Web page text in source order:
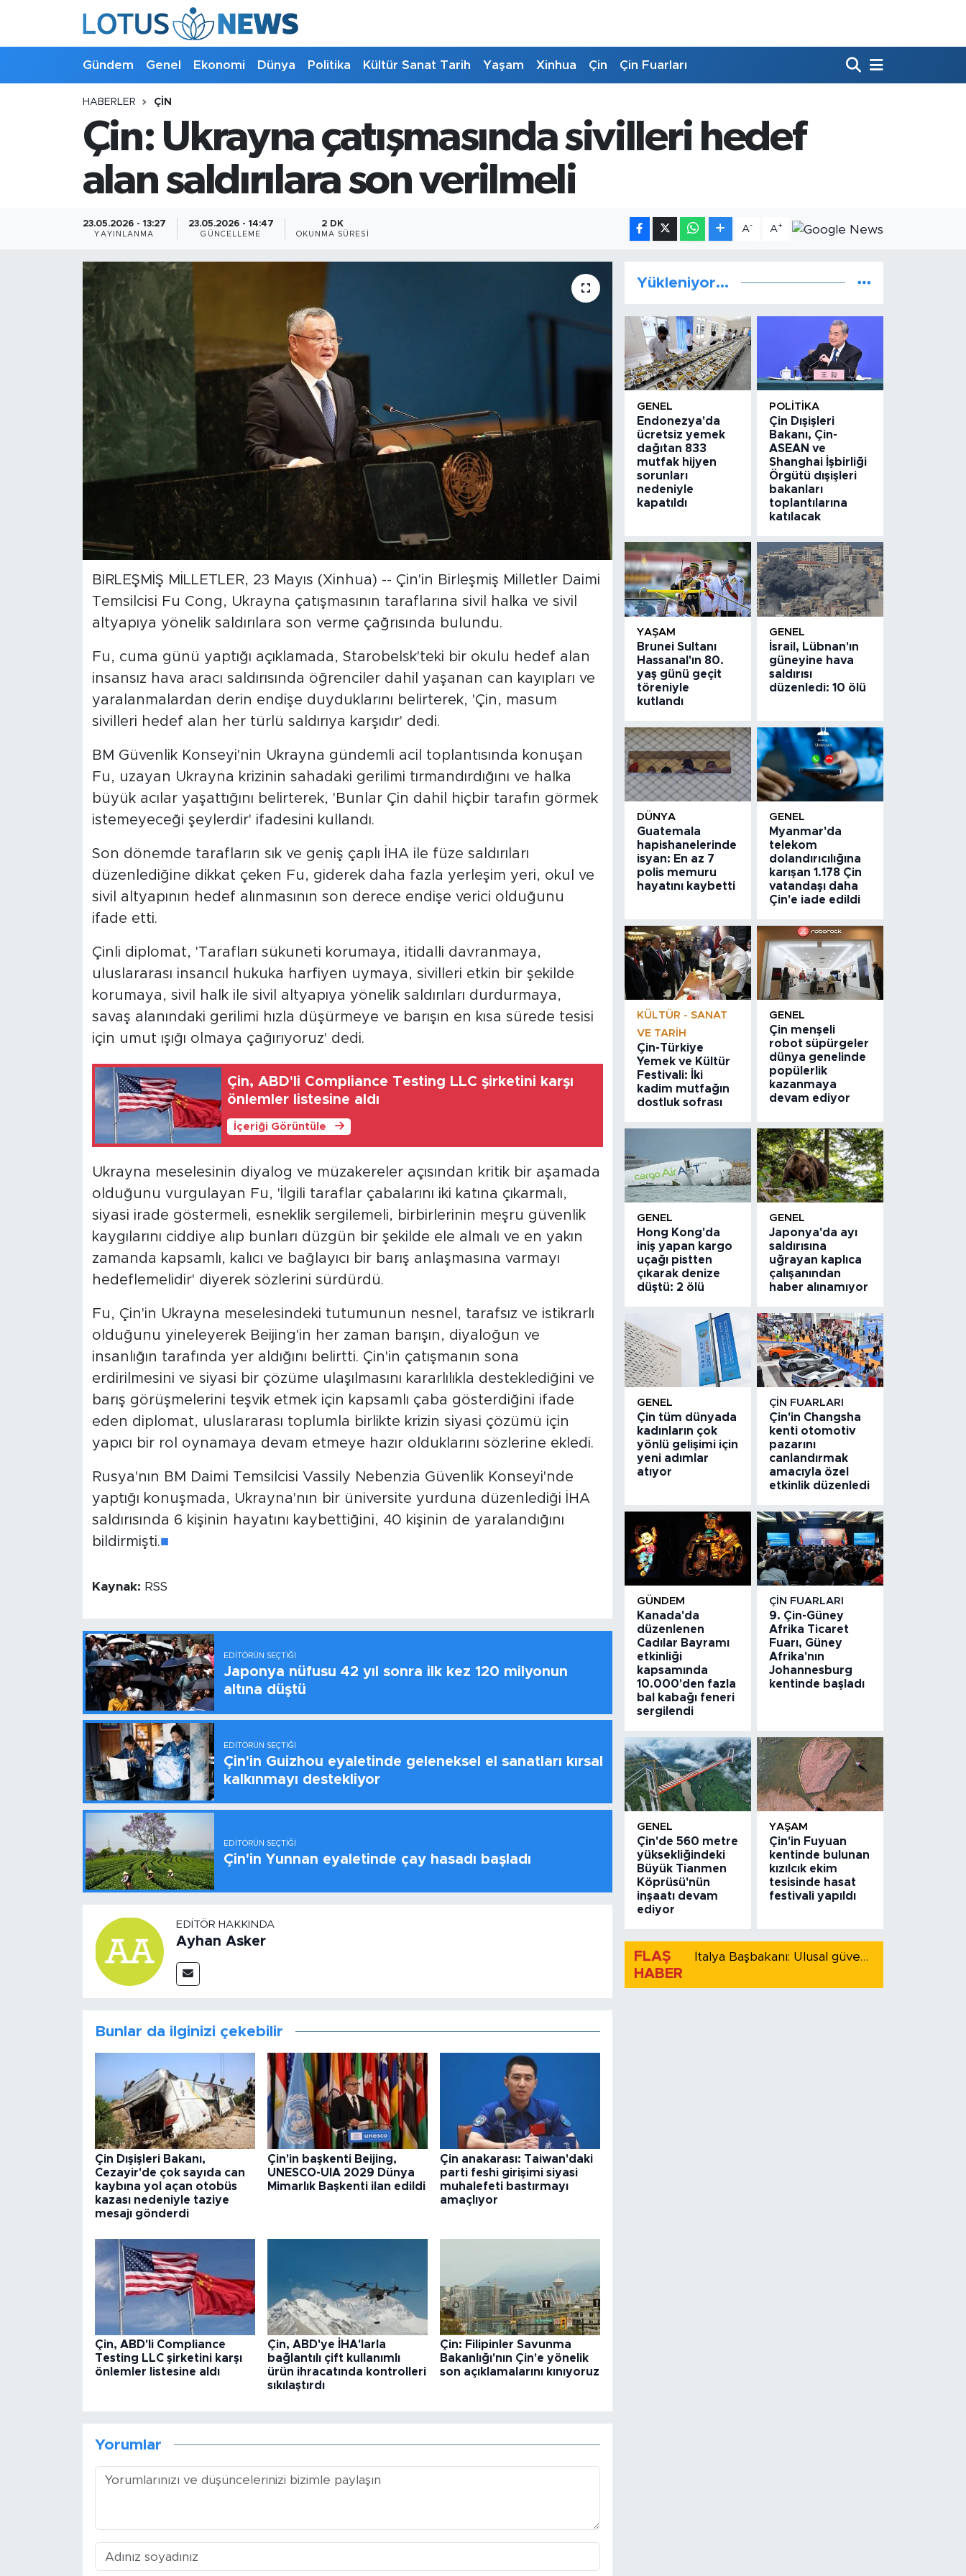
Gündem Genel Ekonomi Dünya Politika Kültür Sanat Tarih Yaşam Xinhua Çin Çin Fuarları
HABERLER ÇIN
Çin: Ukrayna çatışmasında sivilleri hedef
alan saldırılara son verilmeli
23.05.2026 - 13:27
YAYINLANMA
23.05.2026 - 14:47
GÜNCELLEME
2 DK
OKUNMA SÜRESI
A- A+
BİRLEŞMİŞ MİLLETLER, 23 Mayıs (Xinhua) -- Çin'in Birleşmiş Milletler Daimi
Temsilcisi Fu Cong, Ukrayna çatışmasının taraflarına sivil halka ve sivil
altyapıya yönelik saldırılara son verme çağrısında bulundu.
Fu, cuma günü yaptığı açıklamada, Starobelsk'teki bir okulu hedef alan
insansız hava aracı saldırısında öğrenciler dahil yaşanan can kayıpları ve
yaralanmalardan derin endişe duyduklarını belirterek, 'Çin, masum
sivilleri hedef alan her türlü saldırıya karşıdır' dedi.
BM Güvenlik Konseyi'nin Ukrayna gündemli acil toplantısında konuşan
Fu, uzayan Ukrayna krizinin sahadaki gerilimi tırmandırdığını ve halka
büyük acılar yaşattığını belirterek, 'Bunlar Çin dahil hiçbir tarafın görmek
istemeyeceği şeylerdir' ifadesini kullandı.
Son dönemde tarafların sık ve geniş çaplı İHA ile füze saldırıları
düzenlediğine dikkat çeken Fu, giderek daha fazla yerleşim yeri, okul ve
sivil altyapının hedef alınmasının son derece endişe verici olduğunu
ifade etti.
Çinli diplomat, 'Tarafları sükuneti korumaya, itidalli davranmaya,
uluslararası insancıl hukuka harfiyen uymaya, sivilleri etkin bir şekilde
korumaya, sivil halk ile sivil altyapıya yönelik saldırıları durdurmaya,
savaş alanındaki gerilimi hızla düşürmeye ve barışın en kısa sürede tesisi
için umut ışığı olmaya çağırıyoruz' dedi.
Çin, ABD'li Compliance Testing LLC şirketini karşı
önlemler listesine aldı
İçeriği Görüntüle
Ukrayna meselesinin diyalog ve müzakereler açısından kritik bir aşamada
olduğunu vurgulayan Fu, 'İlgili taraflar çabalarını iki katına çıkarmalı,
siyasi irade göstermeli, esneklik sergilemeli, birbirlerinin meşru güvenlik
kaygılarını ciddiye alıp bunları düzgün bir şekilde ele almalı ve en yakın
zamanda kapsamlı, kalıcı ve bağlayıcı bir barış anlaşmasına varmayı
hedeflemelidir' diyerek sözlerini sürdürdü.
Fu, Çin'in Ukrayna meselesindeki tutumunun nesnel, tarafsız ve istikrarlı
olduğunu yineleyerek Beijing'in her zaman barışın, diyaloğun ve
insanlığın tarafında yer aldığını belirtti. Çin'in çatışmanın sona
erdirilmesini ve siyasi bir çözüme ulaşılmasını kararlılıkla desteklediğini ve
barış görüşmelerini teşvik etmek için kapsamlı çaba gösterdiğini ifade
eden diplomat, uluslararası toplumla birlikte krizin siyasi çözümü için
yapıcı bir rol oynamaya devam etmeye hazır olduklarını sözlerine ekledi.
Rusya'nın BM Daimi Temsilcisi Vassily Nebenzia Güvenlik Konseyi'nde
yaptığı konuşmada, Ukrayna'nın bir üniversite yurduna düzenlediği İHA
saldırısında 6 kişinin hayatını kaybettiğini, 40 kişinin de yaralandığını
bildirmişti.■
Kaynak: RSS
EDITÖRÜN SEÇTIĞI
Japonya nüfusu 42 yıl sonra ilk kez 120 milyonun
altına düştü
EDITÖRÜN SEÇTIĞI
Çin'in Guizhou eyaletinde geleneksel el sanatları kırsal
kalkınmayı destekliyor
EDITÖRÜN SEÇTIĞI
Çin'in Yunnan eyaletinde çay hasadı başladı
EDITÖR HAKKINDA
Ayhan Asker
Bunlar da ilginizi çekebilir
Çin Dışişleri Bakanı,
Cezayir'de çok sayıda can
kaybına yol açan otobüs
kazası nedeniyle taziye
mesajı gönderdi
Çin'in başkenti Beijing,
UNESCO-UIA 2029 Dünya
Mimarlık Başkenti ilan edildi
Çin anakarası: Taiwan'daki
parti feshi girişimi siyasi
muhalefeti bastırmayı
amaçlıyor
Çin, ABD'li Compliance
Testing LLC şirketini karşı
önlemler listesine aldı
Çin, ABD'ye İHA'larla
bağlantılı çift kullanımlı
ürün ihracatında kontrolleri
sıkılaştırdı
Çin: Filipinler Savunma
Bakanlığı'nın Çin'e yönelik
son açıklamalarını kınıyoruz
Yorumlar
Yükleniyor...
GENEL
Endonezya'da
ücretsiz yemek
dağıtan 833
mutfak hijyen
sorunları
nedeniyle
kapatıldı
POLITIKA
Çin Dışişleri
Bakanı, Çin-
ASEAN ve
Shanghai İşbirliği
Örgütü dışişleri
bakanları
toplantılarına
katılacak
YAŞAM
Brunei Sultanı
Hassanal'ın 80.
yaş günü geçit
töreniyle
kutlandı
GENEL
İsrail, Lübnan'ın
güneyine hava
saldırısı
düzenledi: 10 ölü
DÜNYA
Guatemala
hapishanelerinde
isyan: En az 7
polis memuru
hayatını kaybetti
GENEL
Myanmar'da
telekom
dolandırıcılığına
karışan 1.178 Çin
vatandaşı daha
Çin'e iade edildi
KÜLTÜR - SANAT
VE TARIH
Çin-Türkiye
Yemek ve Kültür
Festivali: İki
kadim mutfağın
dostluk sofrası
GENEL
Çin menşeli
robot süpürgeler
dünya genelinde
popülerlik
kazanmaya
devam ediyor
GENEL
Hong Kong'da
iniş yapan kargo
uçağı pistten
çıkarak denize
düştü: 2 ölü
GENEL
Japonya'da ayı
saldırısına
uğrayan kaplıca
çalışanından
haber alınamıyor
GENEL
Çin tüm dünyada
kadınların çok
yönlü gelişimi için
yeni adımlar
atıyor
ÇIN FUARLARI
Çin'in Changsha
kenti otomotiv
pazarını
canlandırmak
amacıyla özel
etkinlik düzenledi
GÜNDEM
Kanada'da
düzenlenen
Cadılar Bayramı
etkinliği
kapsamında
10.000'den fazla
bal kabağı feneri
sergilendi
ÇIN FUARLARI
9. Çin-Güney
Afrika Ticaret
Fuarı, Güney
Afrika'nın
Johannesburg
kentinde başladı
GENEL
Çin'de 560 metre
yüksekliğindeki
Büyük Tianmen
Köprüsü'nün
inşaatı devam
ediyor
YAŞAM
Çin'in Fuyuan
kentinde bulunan
kızılcık ekim
tesisinde hasat
festivali yapıldı
FLAŞ
HABER
İtalya Başbakanı: Ulusal güvenliği korumak için İspanya ile Schengen kapsamındaki serbest dolaşımı askıya alıyoruz
Bilim ve Teknoloji
Çin Fuarları
Foto Haber